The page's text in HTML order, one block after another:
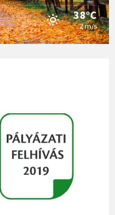
38°C
2 m/s